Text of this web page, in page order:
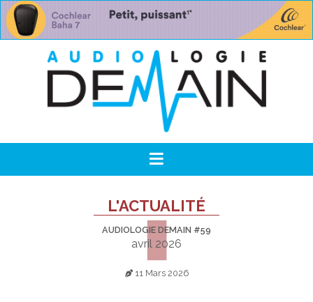
L'ACTUALITÉ
AUDIOLOGIE DEMAIN #59
avril 2026
11 Mars 2026